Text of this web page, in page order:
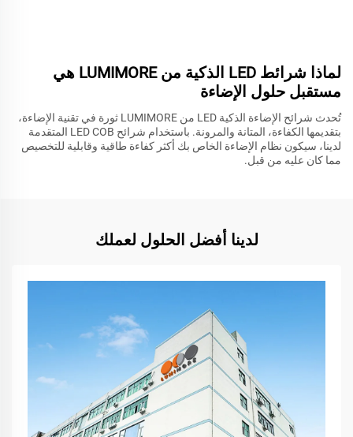
لماذا شرائط LED الذكية من LUMIMORE هي
مستقبل حلول الإضاءة
تُحدث شرائح الإضاءة الذكية LED من LUMIMORE ثورة في تقنية الإضاءة،
بتقديمها الكفاءة، المتانة والمرونة. باستخدام شرائح LED COB المتقدمة
لدينا، سيكون نظام الإضاءة الخاص بك أكثر كفاءة طاقية وقابلية للتخصيص
مما كان عليه من قبل.
لدينا أفضل الحلول لعملك